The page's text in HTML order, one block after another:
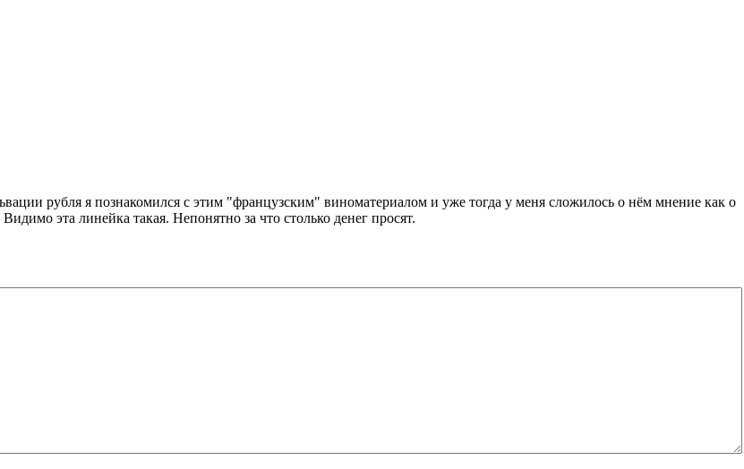
рубля я познакомился с этим "французским" виноматериалом и уже тогда у меня сложилось о нём мнение как о
эта линейка такая. Непонятно за что столько денег просят.